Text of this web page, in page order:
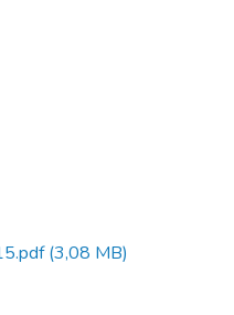
(3,08 MB)